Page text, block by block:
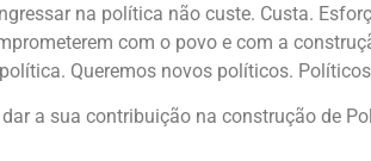
na política não custe. Custa.
com o povo e com a
Queremos novos políticos.
a sua contribuição na construção de